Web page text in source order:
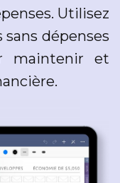
Utilisez
dépenses
maintenir et